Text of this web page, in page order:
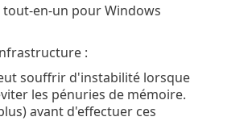
tout-en-un pour Windows
:
souffrir d'instabilité lorsque
les pénuries de mémoire.
avant d'effectuer ces